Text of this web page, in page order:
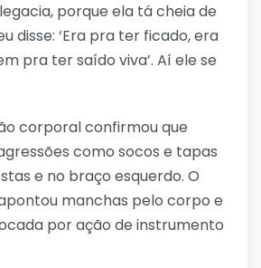
porque ela tá cheia de
disse: ‘Era pra ter ficado, era
pra ter saído viva’. Aí ele se
corporal confirmou que
como socos e tapas
e no braço esquerdo. O
manchas pelo corpo e
por ação de instrumento